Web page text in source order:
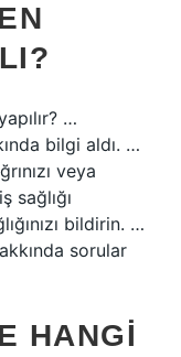
…
bilgi aldı. …
veya
sağlığı
bildirin. …
sorular
HANGI